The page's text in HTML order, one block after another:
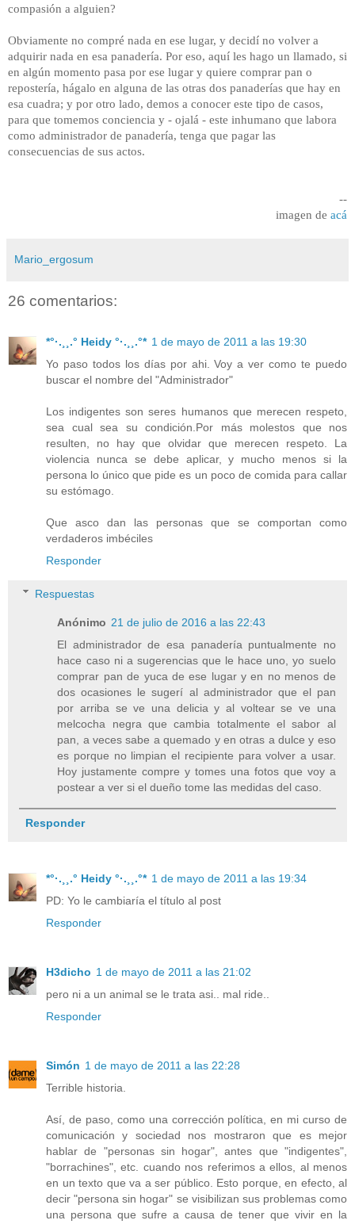
compasión a alguien?
Obviamente no compré nada en ese lugar, y decidí no volver a
adquirir nada en esa panadería. Por eso, aquí les hago un llamado, si
en algún momento pasa por ese lugar y quiere comprar pan o
repostería, hágalo en alguna de las otras dos panaderías que hay en
esa cuadra; y por otro lado, demos a conocer este tipo de casos,
para que tomemos conciencia y - ojalá - este inhumano que labora
como administrador de panadería, tenga que pagar las
consecuencias de sus actos.
--
imagen de acá
Mario_ergosum
26 comentarios:
*°·.¸¸.° Heidy °·.¸¸.°* 1 de mayo de 2011 a las 19:30
Yo paso todos los días por ahi. Voy a ver como te puedo
buscar el nombre del "Administrador"
Los indigentes son seres humanos que merecen respeto,
sea cual sea su condición.Por más molestos que nos
resulten, no hay que olvidar que merecen respeto. La
violencia nunca se debe aplicar, y mucho menos si la
persona lo único que pide es un poco de comida para callar
su estómago.
Que asco dan las personas que se comportan como
verdaderos imbéciles
Responder
Respuestas
Anónimo 21 de julio de 2016 a las 22:43
El administrador de esa panadería puntualmente no
hace caso ni a sugerencias que le hace uno, yo suelo
comprar pan de yuca de ese lugar y en no menos de
dos ocasiones le sugerí al administrador que el pan
por arriba se ve una delicia y al voltear se ve una
melcocha negra que cambia totalmente el sabor al
pan, a veces sabe a quemado y en otras a dulce y eso
es porque no limpian el recipiente para volver a usar.
Hoy justamente compre y tomes una fotos que voy a
postear a ver si el dueño tome las medidas del caso.
Responder
*°·.¸¸.° Heidy °·.¸¸.°* 1 de mayo de 2011 a las 19:34
PD: Yo le cambiaría el título al post
Responder
H3dicho 1 de mayo de 2011 a las 21:02
pero ni a un animal se le trata asi.. mal ride..
Responder
Simón 1 de mayo de 2011 a las 22:28
Terrible historia.
Así, de paso, como una corrección política, en mi curso de
comunicación y sociedad nos mostraron que es mejor
hablar de "personas sin hogar", antes que "indigentes",
"borrachines", etc. cuando nos referimos a ellos, al menos
en un texto que va a ser público. Esto porque, en efecto, al
decir "persona sin hogar" se visibilizan sus problemas como
una persona que sufre a causa de tener que vivir en la